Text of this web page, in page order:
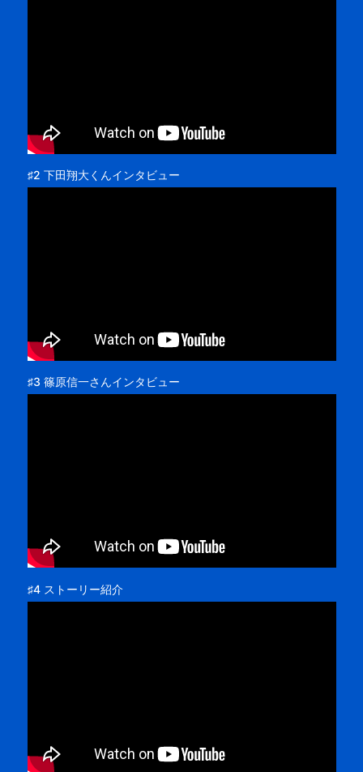
♯2 下田翔大くんインタビュー
♯3 篠原信一さんインタビュー
♯4 ストーリー紹介